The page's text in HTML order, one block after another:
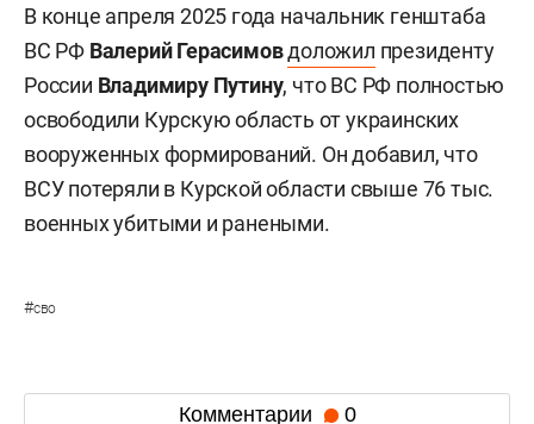
В конце апреля 2025 года начальник генштаба
ВС РФ Валерий Герасимовдоложил президенту
России Владимиру Путину, что ВС РФ полностью
освободили Курскую область от украинских
вооруженных формирований. Он добавил, что
ВСУ потеряли в Курской области свыше 76 тыс.
военных убитыми и ранеными.
#сво
Комментарии 0